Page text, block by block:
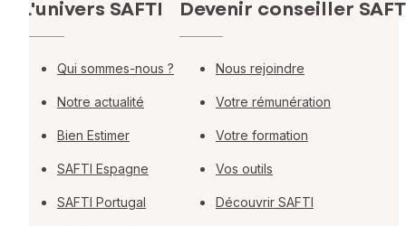
L'univers SAFTI
Qui sommes-nous ?
Notre actualité
Bien Estimer
SAFTI Espagne
SAFTI Portugal
Devenir conseiller
Nous rejoindre
Votre rémunération
Votre formation
Vos outils
Découvrir SAFTI